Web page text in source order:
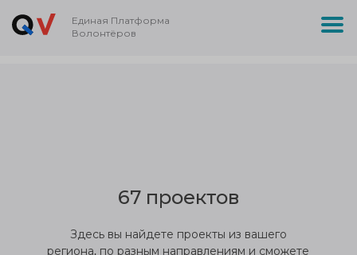
Единая Платформа
Волонтёров
67 проектов
Здесь вы найдете проекты из вашего
региона, по разным направлениям и сможете